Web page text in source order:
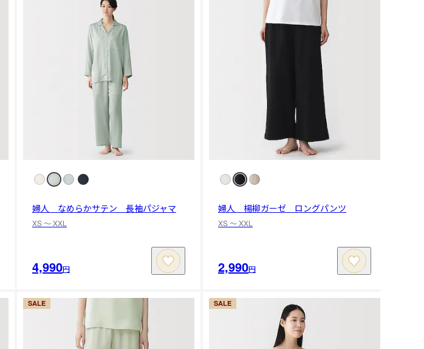
婦人 なめらかサテン 長袖パジャマ
XS 〜 XXL
4,990円
婦人 楊柳ガーゼ ロングパンツ
XS 〜 XXL
2,990円
SALE SALE